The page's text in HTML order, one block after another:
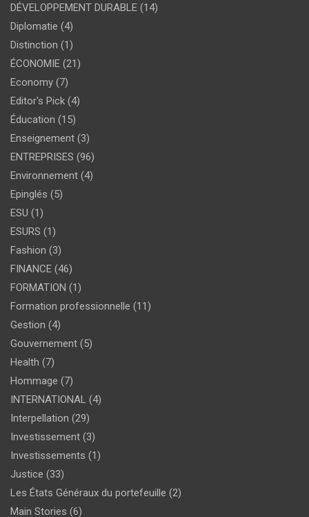
DÉVELOPPEMENT DURABLE (14)
Diplomatie (4)
Distinction (1)
ÉCONOMIE (21)
Economy (7)
Editor's Pick (4)
Éducation (15)
Enseignement (3)
ENTREPRISES (96)
Environnement (4)
Epinglés (5)
ESU (1)
ESURS (1)
Fashion (3)
FINANCE (46)
FORMATION (1)
Formation professionnelle (11)
Gestion (4)
Gouvernement (5)
Health (7)
Hommage (7)
INTERNATIONAL (4)
Interpellation (29)
Investissement (3)
Investissements (1)
Justice (33)
Les États Généraux du portefeuille (2)
Main Stories (6)